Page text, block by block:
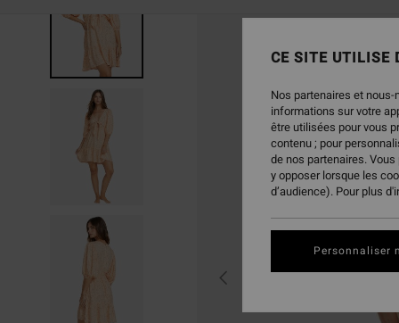
CE SITE UTILISE
Nos partenaires et
informations sur votre
être utilisées pour vous
contenu ; pour
de nos partenaires.
y opposer lorsque les
d’audience). Pour plus
Personnaliser